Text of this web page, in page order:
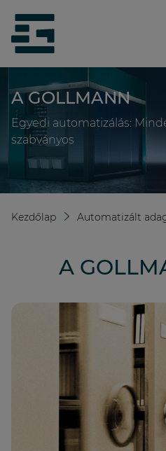
siteLogo
A GOLLMANN
Egyedi automatizálás:
szabványos
Kezdőlap Automatizált
A